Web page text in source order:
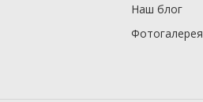
Наш блог
Фотогалерея